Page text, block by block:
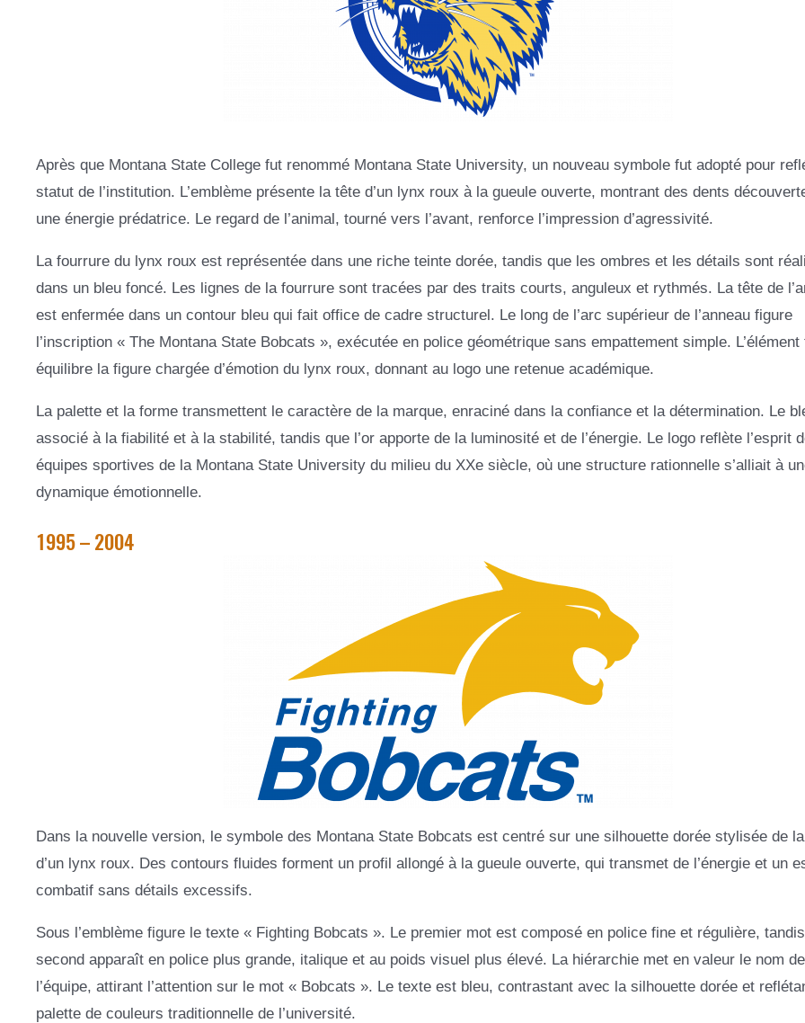
Après que Montana State College fut renommé Montana State University, un nouveau symbole fut adopté pour
statut de l’institution. L’emblème présente la tête d’un lynx roux à la gueule ouverte, montrant des dents
une énergie prédatrice. Le regard de l’animal, tourné vers l’avant, renforce l’impression d’agressivité.
La fourrure du lynx roux est représentée dans une riche teinte dorée, tandis que les ombres et les détails sont
dans un bleu foncé. Les lignes de la fourrure sont tracées par des traits courts, anguleux et rythmés. La tête de
est enfermée dans un contour bleu qui fait office de cadre structurel. Le long de l’arc supérieur de l’anneau figure
l’inscription « The Montana State Bobcats », exécutée en police géométrique sans empattement simple. L’élément
équilibre la figure chargée d’émotion du lynx roux, donnant au logo une retenue académique.
La palette et la forme transmettent le caractère de la marque, enraciné dans la confiance et la détermination. Le
associé à la fiabilité et à la stabilité, tandis que l’or apporte de la luminosité et de l’énergie. Le logo reflète l’esprit
équipes sportives de la Montana State University du milieu du XXe siècle, où une structure rationnelle s’alliait à
dynamique émotionnelle.
1995 – 2004
Dans la nouvelle version, le symbole des Montana State Bobcats est centré sur une silhouette dorée stylisée de
d’un lynx roux. Des contours fluides forment un profil allongé à la gueule ouverte, qui transmet de l’énergie et un
combatif sans détails excessifs.
Sous l’emblème figure le texte « Fighting Bobcats ». Le premier mot est composé en police fine et régulière,
second apparaît en police plus grande, italique et au poids visuel plus élevé. La hiérarchie met en valeur le nom de
l’équipe, attirant l’attention sur le mot « Bobcats ». Le texte est bleu, contrastant avec la silhouette dorée et
palette de couleurs traditionnelle de l’université.